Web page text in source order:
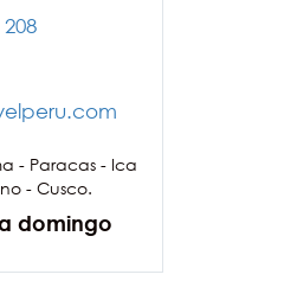
- Paracas - Ica
- Cusco.
domingo